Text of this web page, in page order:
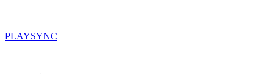
PLAYSYNC